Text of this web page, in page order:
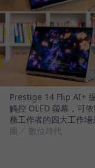
Prestige 14 Flip AI+
觸控 OLED 螢幕，可
務工作者的四大工作場
圖／ 數位時代